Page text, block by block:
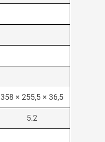
358 × 255,5 × 36,5
5.2